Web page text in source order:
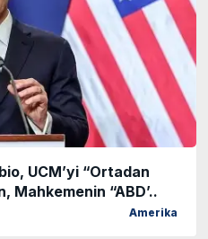
UCM’yi “Ortadan
Mahkemenin “ABD’..
Amerika